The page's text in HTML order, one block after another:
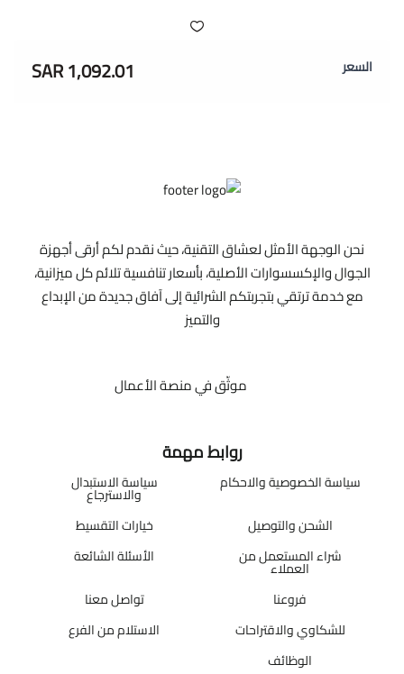
السعر 1,092.01 SAR
نحن الوجهة الأمثل لعشاق التقنية، حيث نقدم لكم أرقى أجهزة
الجوال والإكسسوارات الأصلية، بأسعار تنافسية تلائم كل ميزانية،
مع خدمة ترتقي بتجربتكم الشرائية إلى آفاق جديدة من الإبداع
والتميز
موثّق في منصة الأعمال
روابط مهمة
سياسة الخصوصية والاحكام سياسة الاستبدال
والاسترجاع
الشحن والتوصيل
خيارات التقسيط
شراء المستعمل من
العملاء
الأسئلة الشائعة
فروعنا
تواصل معنا
للشكاوي والاقتراحات
الاستلام من الفرع
الوظائف